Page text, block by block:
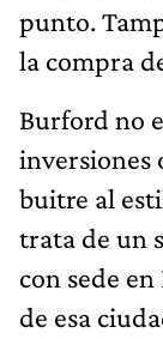
punto.
la compra
Burford no
inversiones
buitre al
trata de un
con sede
de esa